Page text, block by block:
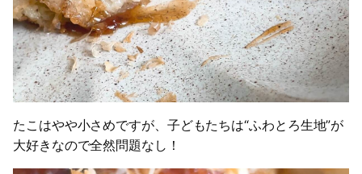
たこはやや小さめですが、子どもたちは“ふわとろ生地”が
大好きなので全然問題なし！